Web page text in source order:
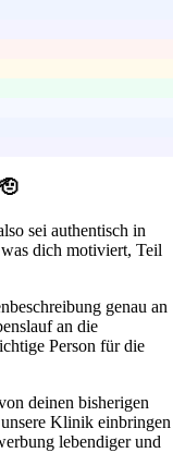
sei authentisch in
dich motiviert, Teil
genau an
an die
Person für die
deinen bisherigen
Klinik einbringen
lebendiger und